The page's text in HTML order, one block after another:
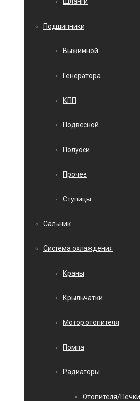
Подшипники
Выжимной
Генератора
КПП
Подвесной
Полуоси
Прочее
Ступицы
Сальник
Система охлаждения
Краны
Крыльчатки
Мотор отопителя
Помпа
Радиаторы
Отопителя/Печки